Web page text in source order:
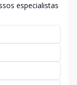
especialistas